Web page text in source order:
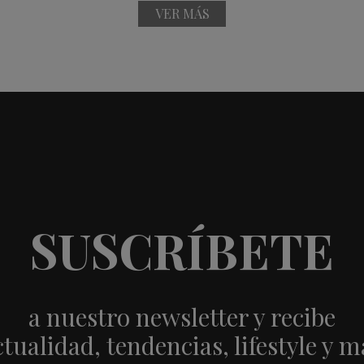
VER MÁS
SUSCRÍBETE
a nuestro newsletter y recibe
tendencias, lifestyle y